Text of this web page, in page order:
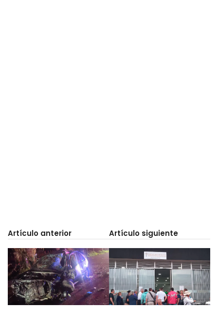
Artículo anterior Artículo siguiente